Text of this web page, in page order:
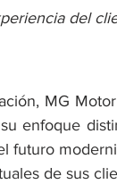
del
MG
enfoque
futuro
de sus